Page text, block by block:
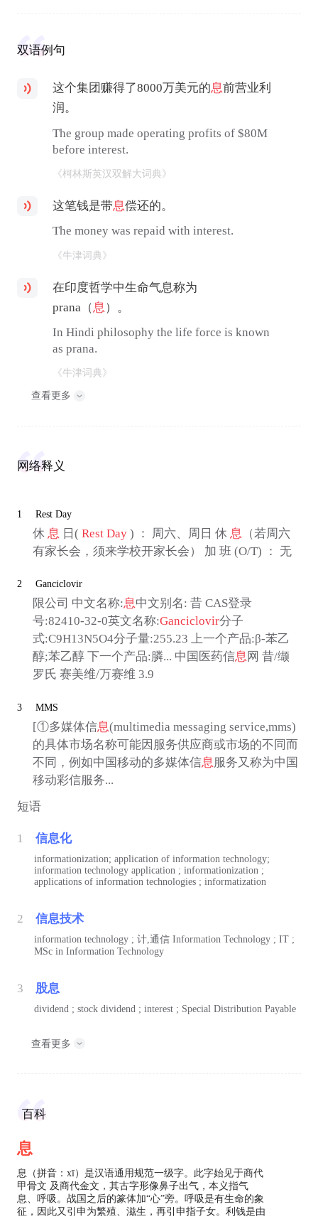
双语例句
这个集团赚得了8000万美元的息前营业利
润。
The group made operating profits of $80M
before interest.
《柯林斯英汉双解大词典》
这笔钱是带息偿还的。
The money was repaid with interest.
《牛津词典》
在印度哲学中生命气息称为
prana（息 ）。
In Hindi philosophy the life force is known
as prana.
《牛津词典》
查看更多
网络释义
1 Rest Day
休 息 日( Rest Day) ： 周六、周日 休 息 （若周六
有家长会，须来学校开家长会） 加 班 (O/T) ： 无
2 Ganciclovir
限公司 中文名称:息中文别名: 昔 CAS登录
号:82410-32-0英文名称:Ganciclovir分子
式:C9H13N5O4分子量:255.23 上一个产品:β-苯乙
醇;苯乙醇 下一个产品:膦... 中国医药信息网 昔/缬
罗氏 赛美维/万赛维 3.9
3 MMS
[①多媒体信息(multimedia messaging service,mms)
的具体市场名称可能因服务供应商或市场的不同而
不同，例如中国移动的多媒体信息服务又称为中国
移动彩信服务...
短语
1 信息化
informationization; application of information technology;
information technology application ; informationization ;
applications of information technologies ; informatization
2 信息技术
information technology ; 计,通信 Information Technology ; IT ;
MSc in Information Technology
3 股息
dividend ; stock dividend ; interest ; Special Distribution Payable
查看更多
百科
息
息（拼音：xī）是汉语通用规范一级字。此字始见于商代
甲骨文 及商代金文，其古字形像鼻子出气，本义指气
息、呼吸。战国之后的篆体加“心”旁。呼吸是有生命的象
征，因此又引申为繁殖、滋生，再引申指子女。利钱是由